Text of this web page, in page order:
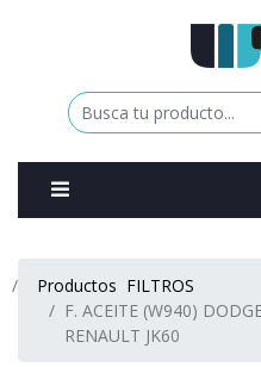
Productos FILTROS
F. ACEITE (W940)
RENAULT JK60